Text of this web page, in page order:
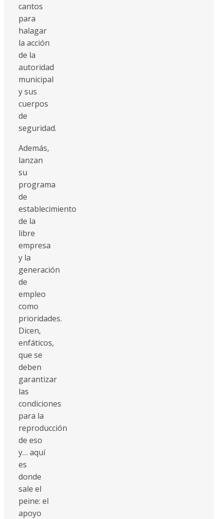
cantos
para
halagar
la acción
de la
autoridad
municipal
y sus
cuerpos
de
seguridad.
Además,
lanzan
su
programa
de
establecimiento
de la
libre
empresa
y la
generación
de
empleo
como
prioridades.
Dicen,
enfáticos,
que se
deben
garantizar
las
condiciones
para la
reproducción
de eso
y… aquí
es
donde
sale el
peine: el
apoyo